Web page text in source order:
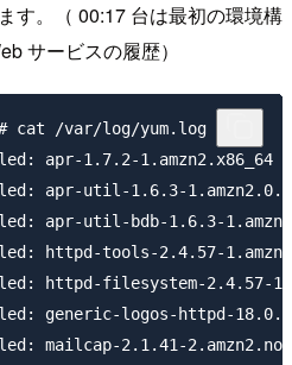
す。（ 00:17 台は最初の環境構
サービスの履歴）
cat /var/log/yum.log
apr-1.7.2-1.amzn2.x86_64
apr-util-1.6.3-
apr-util-bdb-1.6.3-
httpd-tools-2.4.57-
httpd-filesystem-2.4.57-
generic-logos-httpd-18.0.0-
mailcap-2.1.41-